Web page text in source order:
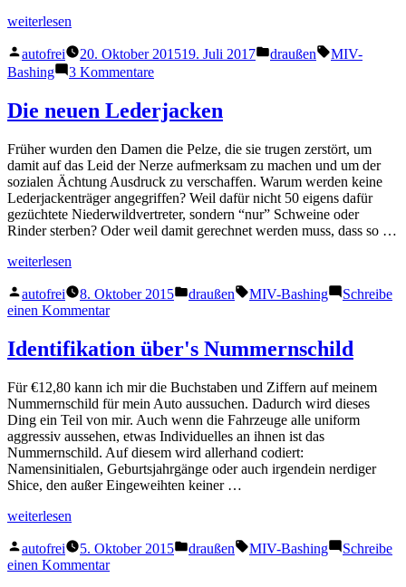
„Great
weiterlesen
Veröffentlicht
von
autofrei 20. Oktober 201519. Juli 2017
Veröffentlicht
draußen
MIV-
Bashing
3 Kommentarezu
job!
Die neuen Lederjacken
Früher wurden den Damen die Pelze, die sie trugen zerstört, um
damit auf das Leid der Nerze aufmerksam zu machen und um der
sozialen Ächtung Ausdruck zu verschaffen. Warum werden keine
Lederjackenträger angegriffen? Weil dafür nicht 50 eigens dafür
gezüchtete Niederwildvertreter, sondern “nur” Schweine oder
Rinder sterben? Oder weil damit gerechnet werden muss, dass so …
„Die
Lederjacken“
weiterlesen
Veröffentlicht
von
autofrei 8. Oktober 2015
Veröffentlicht
draußen Schlagwörter:
MIV-Bashing
Schreibe
einen Kommentarzu
neuen
Lederjacken
Identifikation über's Nummernschild
Für €12,80 kann ich mir die Buchstaben und Ziffern auf meinem
Nummernschild für mein Auto aussuchen. Dadurch wird dieses
Ding ein Teil von mir. Auch wenn die Fahrzeuge alle uniform
aggressiv aussehen, etwas Individuelles an ihnen ist das
Nummernschild. Auf diesem wird allerhand codiert:
Namensinitialen, Geburtsjahrgänge oder auch irgendein nerdiger
Shice, den außer Eingeweihten keiner …
„Identifikation
Nummernschild“
weiterlesen
Veröffentlicht
von
autofrei 5. Oktober 2015
Veröffentlicht
draußen Schlagwörter:
MIV-Bashing
Schreibe
einen Kommentarzu